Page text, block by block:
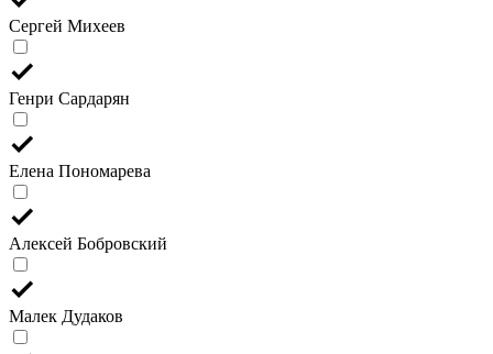
Сергей Михеев
Генри Сардарян
Елена Пономарева
Алексей Бобровский
Малек Дудаков